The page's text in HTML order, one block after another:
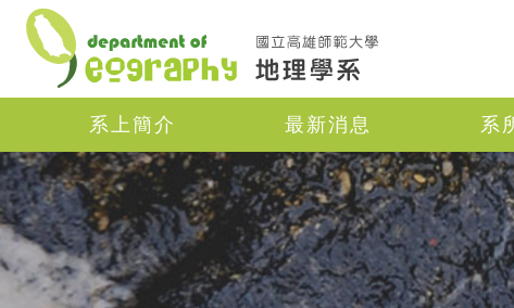
Navigation
系上簡介 最新消息 系